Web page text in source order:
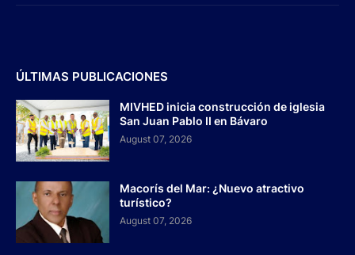
ÚLTIMAS PUBLICACIONES
MIVHED inicia construcción de iglesia
San Juan Pablo II en Bávaro
August 07, 2026
Macorís del Mar: ¿Nuevo atractivo
turístico?
August 07, 2026